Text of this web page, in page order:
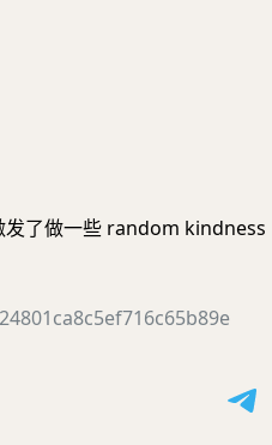
发了做一些 random kindness